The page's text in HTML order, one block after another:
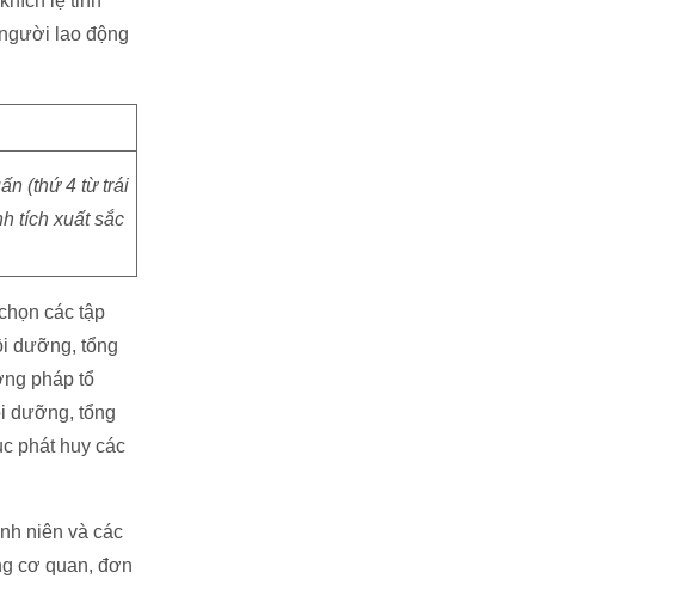
lao động
(thứ 4 từ trái
tích xuất sắc
các tập
dưỡng, tổng
pháp tổ
dưỡng, tổng
phát huy các
niên và các
cơ quan, đơn